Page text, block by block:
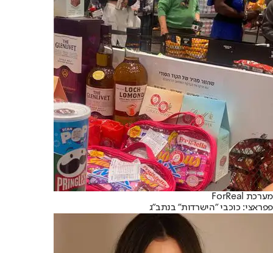
מערכת ForReal
פפראצי: כוכבי ״הישרדות״ בנתב״ג